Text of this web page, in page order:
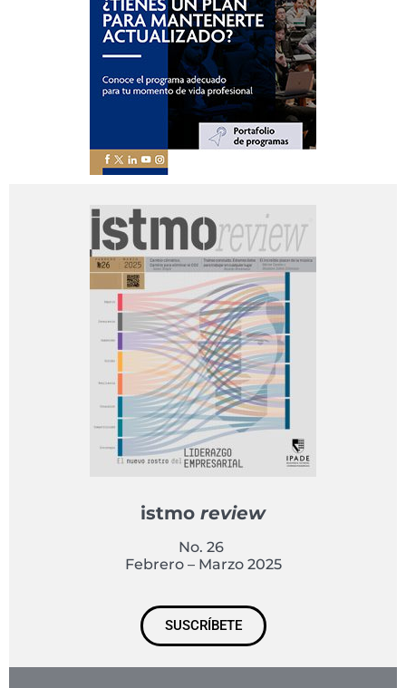
istmo review
No. 26
Febrero – Marzo 2025
SUSCRÍBETE